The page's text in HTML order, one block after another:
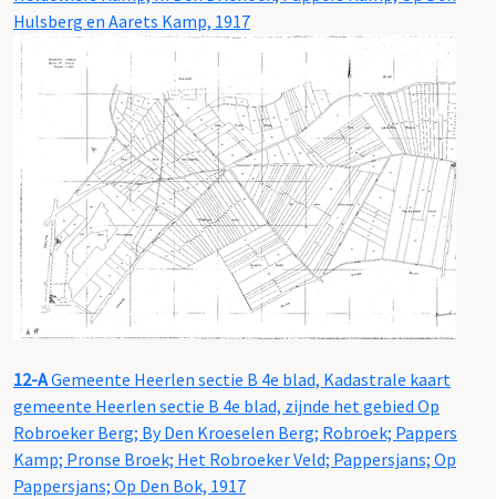
Hulsberg en Aarets Kamp, 1917
12-AGemeente Heerlen sectie B 4e blad, Kadastrale kaart
gemeente Heerlen sectie B 4e blad, zijnde het gebied Op
Robroeker Berg; By Den Kroeselen Berg; Robroek; Pappers
Kamp; Pronse Broek; Het Robroeker Veld; Pappersjans; Op
Pappersjans; Op Den Bok, 1917